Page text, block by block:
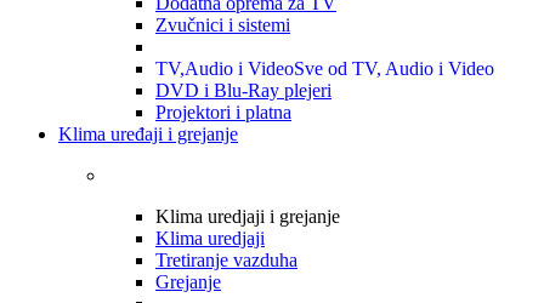
Zvučnici i sistemi
TV,Audio i VideoSve od TV, Audio i Video
DVD i Blu-Ray plejeri
Projektori i platna
Klima uređaji i grejanje
Klima uredjaji i grejanje
Klima uredjaji
Tretiranje vazduha
Grejanje